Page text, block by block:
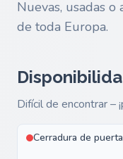
Nuevas, usadas
de toda Europa.
Difícil de encontrar –
Cerradura de puerta